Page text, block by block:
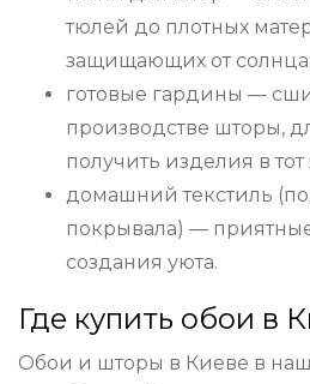
тюлей до плотных
защищающих от солнца;
готовые гардины —
производстве шторы,
получить изделия в
домашний текстиль
покрывала) —
создания уюта.
Где купить обои в
Обои и шторы в Киеве в